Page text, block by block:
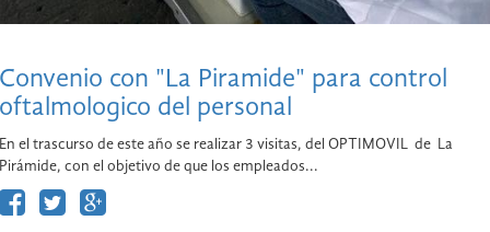
Convenio con "La Piramide" para control
oftalmologico del personal
En el trascurso de este año se realizar 3 visitas, del OPTIMOVIL de La
Pirámide, con el objetivo de que los empleados...